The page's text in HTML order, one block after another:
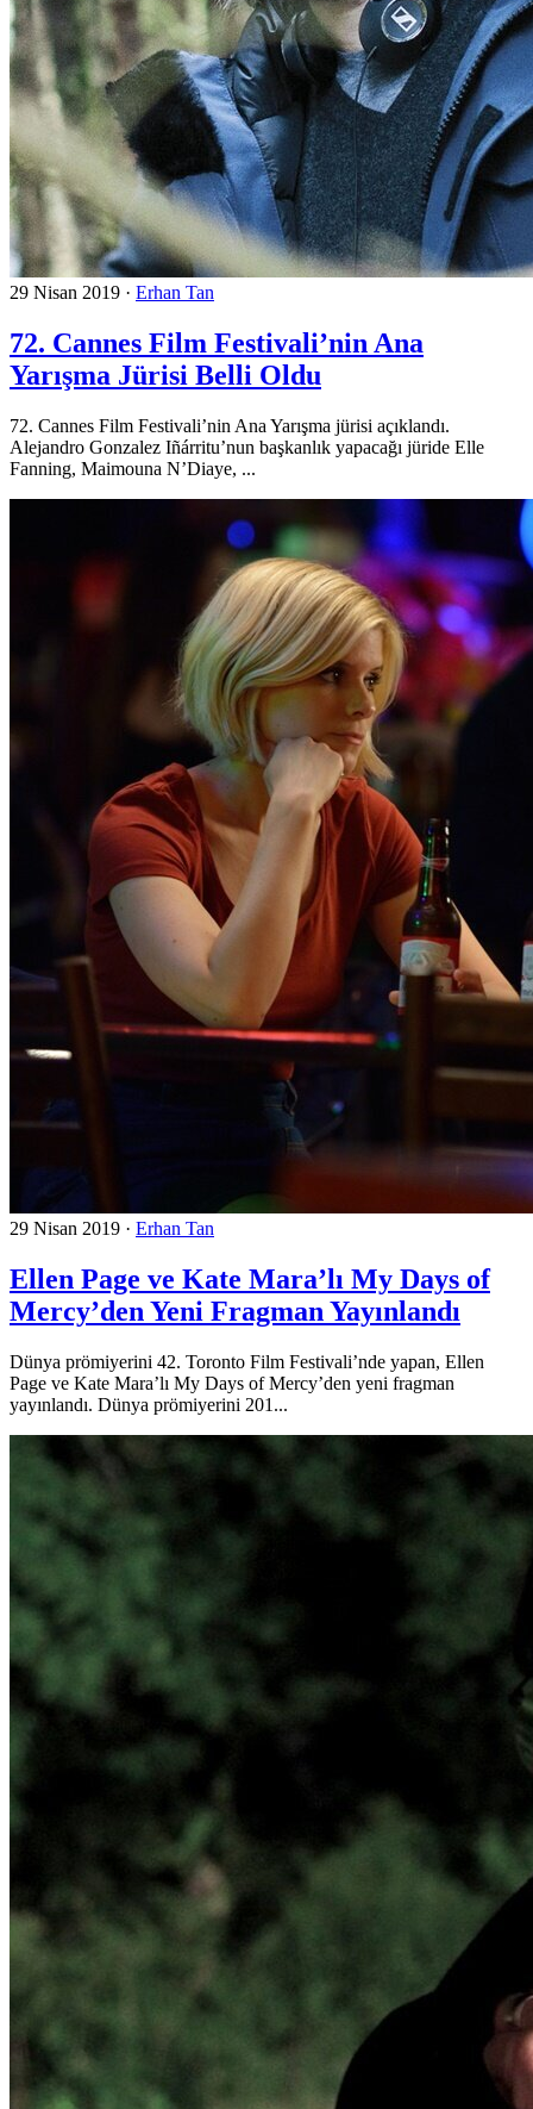
29 Nisan 2019 · Erhan Tan
72. Cannes Film Festivali’nin Ana
Yarışma Jürisi Belli Oldu
72. Cannes Film Festivali’nin Ana Yarışma jürisi açıklandı.
Alejandro Gonzalez Iñárritu’nun başkanlık yapacağı jüride Elle
Fanning, Maimouna N’Diaye, ...
29 Nisan 2019 · Erhan Tan
Ellen Page ve Kate Mara’lı My Days of
Mercy’den Yeni Fragman Yayınlandı
Dünya prömiyerini 42. Toronto Film Festivali’nde yapan, Ellen
Page ve Kate Mara’lı My Days of Mercy’den yeni fragman
yayınlandı. Dünya prömiyerini 201...